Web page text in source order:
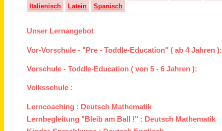
Italienisch
Latein Spanisch
Unser Lernangebot
Vor-Vorschule - "Pre - Toddle-Education" ( ab 4 Jahren ):
Vorschule - Toddle-Education ( von 5 - 6 Jahren ):
Volksschule :
Lerncoaching : Deutsch Mathematik
Lernbegleitung "Bleib am Ball !" : Deutsch Mathematik